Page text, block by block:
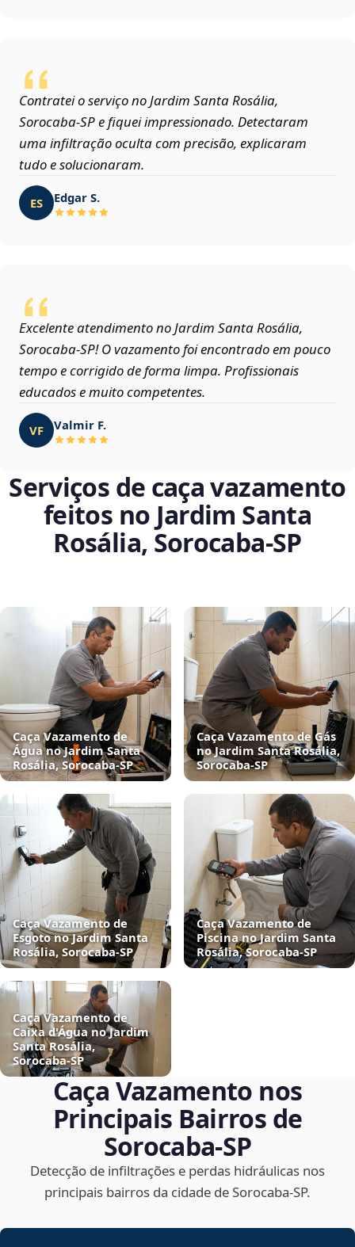
Contratei o serviço no Jardim Santa Rosália,
Sorocaba‑SP e fiquei impressionado. Detectaram
uma infiltração oculta com precisão, explicaram
tudo e solucionaram.
ES Edgar S.
Excelente atendimento no Jardim Santa Rosália,
Sorocaba‑SP! O vazamento foi encontrado em pouco
tempo e corrigido de forma limpa. Profissionais
educados e muito competentes.
VF Valmir F.
Serviços de caça vazamento
feitos no Jardim Santa
Rosália, Sorocaba‑SP
Caça Vazamento de
Água no Jardim Santa
Rosália, Sorocaba‑SP
Caça Vazamento de Gás
no Jardim Santa Rosália,
Sorocaba‑SP
Caça Vazamento de
Esgoto no Jardim Santa
Rosália, Sorocaba‑SP
Caça Vazamento de
Piscina no Jardim Santa
Rosália, Sorocaba‑SP
Caça Vazamento de
Caixa d'Água no Jardim
Santa Rosália,
Sorocaba‑SP
Caça Vazamento nos
Principais Bairros de
Sorocaba‑SP
Detecção de infiltrações e perdas hidráulicas nos
principais bairros da cidade de Sorocaba‑SP.